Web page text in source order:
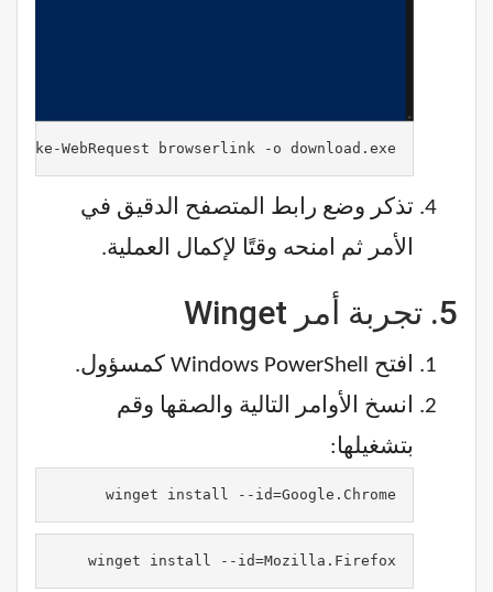
Invoke-WebRequest browserlink -o download.exe
تذكر وضع رابط المتصفح الدقيق في
الأمر ثم امنحه وقتًا لإكمال العملية.
5. تجربة أمر Winget
افتح Windows PowerShell كمسؤول.
انسخ الأوامر التالية والصقها وقم
بتشغيلها:
winget install --id=Google.Chrome
winget install --id=Mozilla.Firefox